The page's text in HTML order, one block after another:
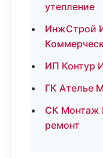
утепление
ИнжСтрой
ИП Контур
ГК Ателье
СК Монтаж
ремонт